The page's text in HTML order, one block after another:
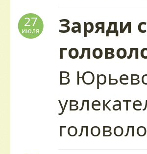
27
июля
Заряди
В